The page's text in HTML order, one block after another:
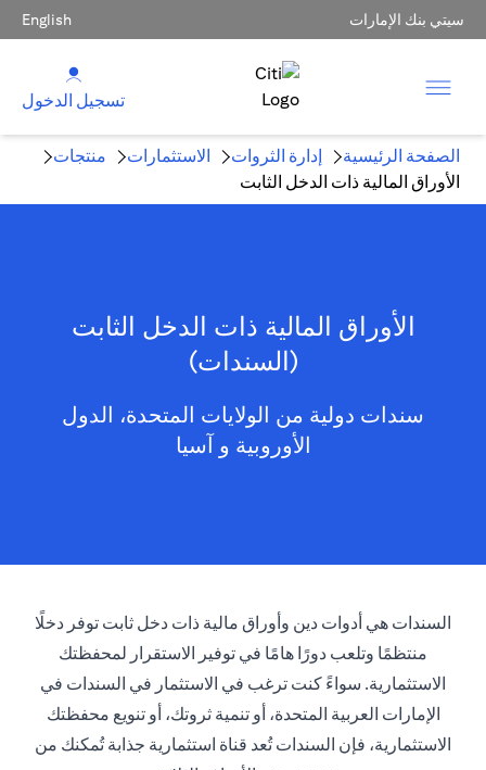
سيتي بنك الإمارات English
تسجيل الدخول
الصفحة الرئيسية إدارة الثروات الاستثمارات
منتجات
الأوراق المالية ذات الدخل الثابت
الأوراق المالية ذات الدخل الثابت
(السندات)
سندات دولية من الولايات المتحدة، الدول
الأوروبية و آسيا
السندات هي أدوات دين وأوراق مالية ذات دخل ثابت توفر دخلًا
منتظمًا وتلعب دورًا هامًا في توفير الاستقرار لمحفظتك
الاستثمارية. سواءً كنت ترغب في الاستثمار في السندات في
الإمارات العربية المتحدة، أو تنمية ثروتك، أو تنويع محفظتك
الاستثمارية، فإن السندات تُعد قناة استثمارية جذابة تُمكنك من